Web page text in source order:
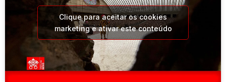
Clique para aceitar os cookies
marketing e ativar este conteúdo